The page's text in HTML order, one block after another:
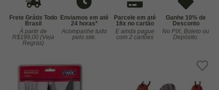
Frete Grátis Todo
Brasil
À partir de
R$199,00 (Veja
Regras)
Enviamos em até
24 horas*
Acompanhe tudo
pelo site.
Parcele em até
18x no cartão
E ainda pague
com 2 cartões
Ganhe 10% de
Desconto
No PIX, Boleto ou
Depósito.